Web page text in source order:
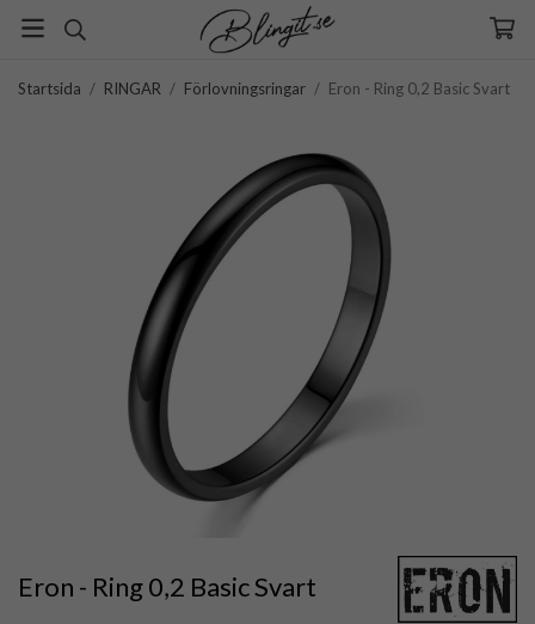
Startsida / RINGAR / Förlovningsringar / Eron - Ring 0,2 Basic Svart
Eron - Ring 0,2 Basic Svart